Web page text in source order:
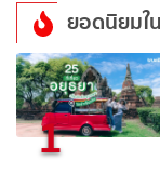
ยอดนิยมใ
1